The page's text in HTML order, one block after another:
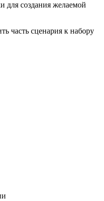
для создания желаемой
часть сценария к набору